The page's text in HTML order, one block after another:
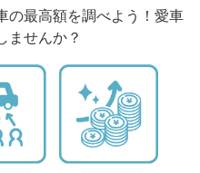
の最高額を調べよう！愛車
ませんか？